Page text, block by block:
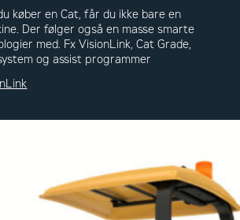
køber en Cat, får du ikke bare en
Der følger også en masse smarte
med. Fx VisionLink, Cat Grade,
og assist programmer